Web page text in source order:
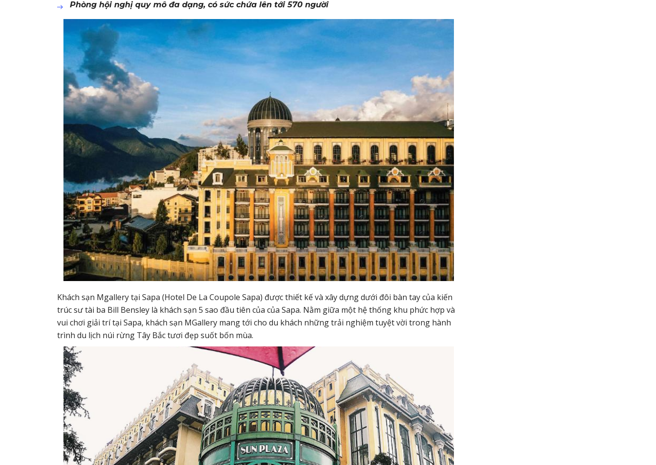
Phòng hội nghị quy mô đa dạng, có sức chứa lên tới 570 người
Khách sạn Mgallery tại Sapa (Hotel De La Coupole Sapa) được thiết kế và xây dựng dưới đôi bàn tay của kiến
trúc sư tài ba Bill Bensley là khách sạn 5 sao đầu tiên của của Sapa. Nằm giữa một hệ thống khu phức hợp và
vui chơi giải trí tại Sapa, khách sạn MGallery mang tới cho du khách những trải nghiệm tuyệt vời trong hành
trình du lịch núi rừng Tây Bắc tươi đẹp suốt bốn mùa.